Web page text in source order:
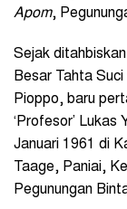
Apom,
Sejak
Besar Tahta
Pioppo, baru
‘Profesor’ Lukas
Januari 1961 di
Taage, Paniai,
Pegunungan